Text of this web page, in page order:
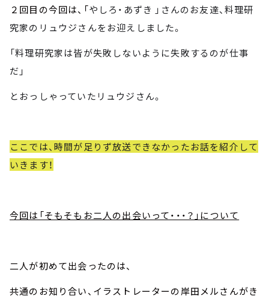
２回目の今回は、「やしろ・あずき 」さんのお友達、料理研
究家のリュウジさんをお迎えしました。
「料理研究家は皆が失敗しないように失敗するのが仕事
だ」
とおっしゃっていたリュウジさん。
ここでは、時間が足りず放送できなかったお話を紹介して
いきます！
今回は「そもそもお二人の出会いって・・・？」について
二人が初めて出会ったのは、
共通のお知り合い、イラストレーターの岸田メルさんがき